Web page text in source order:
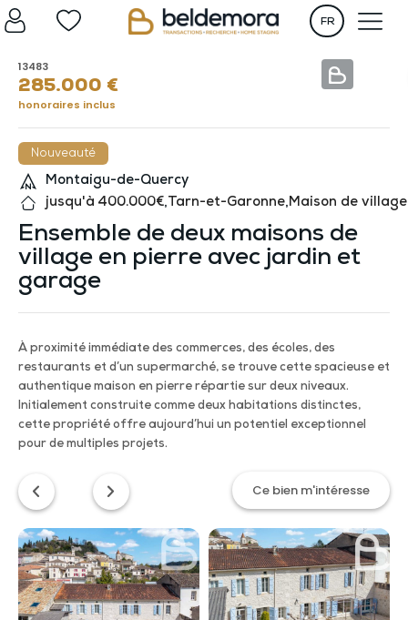
FR
Nouveauté
Montaigu-de-Quercy
jusqu'à 400.000€,Tarn-et-Garonne, Maison de village
Ensemble de deux maisons de
village en pierre avec jardin et
garage
À proximité immédiate des commerces, des écoles, des
restaurants et d’un supermarché, se trouve cette spacieuse et
authentique maison en pierre répartie sur deux niveaux.
Initialement construite comme deux habitations distinctes,
cette propriété offre aujourd’hui un potentiel exceptionnel
pour de multiples projets.
Ce bien m'intéresse
13483
285.000 €
honoraires inclus